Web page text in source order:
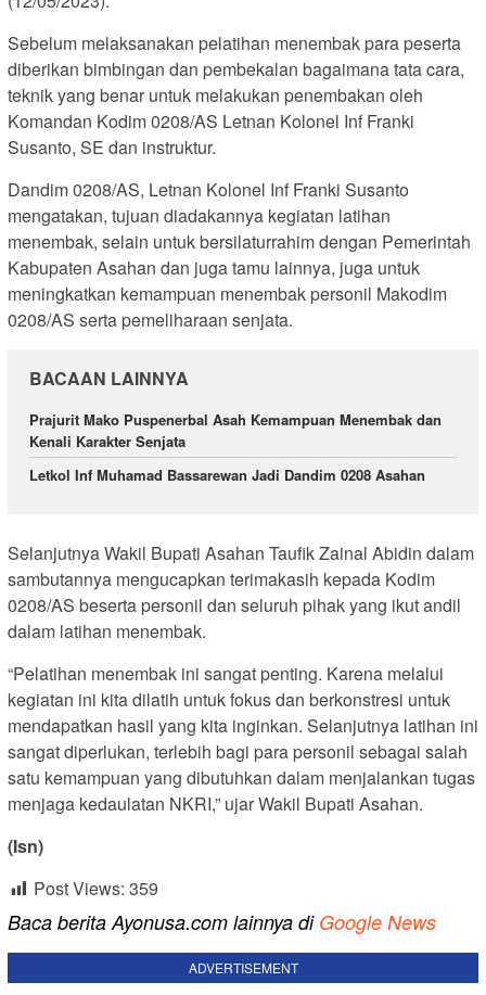
Sebelum melaksanakan pelatihan menembak para peserta
diberikan bimbingan dan pembekalan bagaimana tata cara,
teknik yang benar untuk melakukan penembakan oleh
Komandan Kodim 0208/AS Letnan Kolonel Inf Franki
Susanto, SE dan instruktur.
Dandim 0208/AS, Letnan Kolonel Inf Franki Susanto
mengatakan, tujuan diadakannya kegiatan latihan
menembak, selain untuk bersilaturrahim dengan Pemerintah
Kabupaten Asahan dan juga tamu lainnya, juga untuk
meningkatkan kemampuan menembak personil Makodim
0208/AS serta pemeliharaan senjata.
BACAAN LAINNYA
Prajurit Mako Puspenerbal Asah Kemampuan Menembak dan
Kenali Karakter Senjata
Letkol Inf Muhamad Bassarewan Jadi Dandim 0208 Asahan
Selanjutnya Wakil Bupati Asahan Taufik Zainal Abidin dalam
sambutannya mengucapkan terimakasih kepada Kodim
0208/AS beserta personil dan seluruh pihak yang ikut andil
dalam latihan menembak.
“Pelatihan menembak ini sangat penting. Karena melalui
kegiatan ini kita dilatih untuk fokus dan berkonstresi untuk
mendapatkan hasil yang kita inginkan. Selanjutnya latihan ini
sangat diperlukan, terlebih bagi para personil sebagai salah
satu kemampuan yang dibutuhkan dalam menjalankan tugas
menjaga kedaulatan NKRI,” ujar Wakil Bupati Asahan.
(Isn)
Post Views: 359
Baca berita Ayonusa.com lainnya di Google News
ADVERTISEMENT